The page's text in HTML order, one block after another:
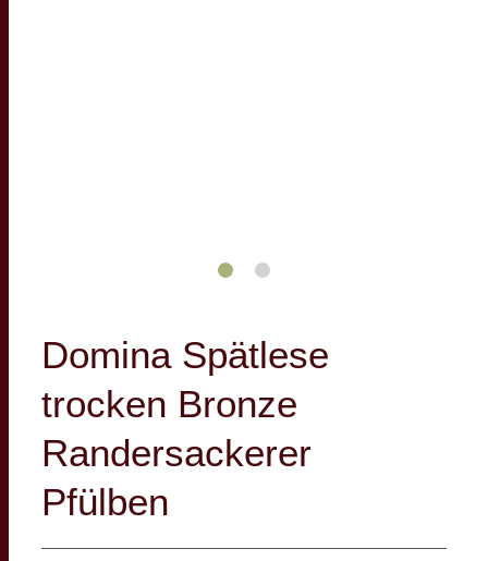
Domina Spätlese
trocken Bronze
Randersackerer
Pfülben